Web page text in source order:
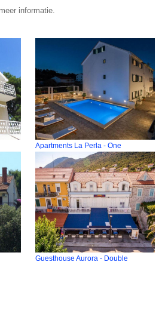
informatie.
Apartments La Perla - One
Guesthouse Aurora - Double